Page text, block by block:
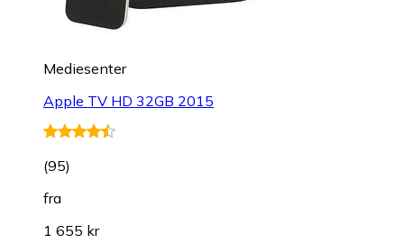
Mediesenter
Apple TV HD 32GB 2015
(95)
fra
1 655 kr